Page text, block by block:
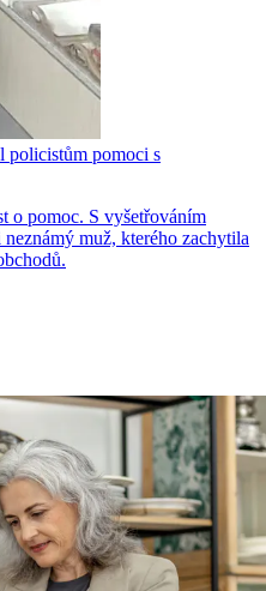
policistům pomoci s
o pomoc. S vyšetřováním
muž, kterého zachytila